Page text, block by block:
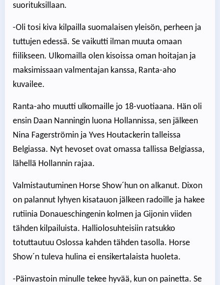
suorituksillaan.
-Oli tosi kiva kilpailla suomalaisen yleisön, perheen ja
tuttujen edessä. Se vaikutti ilman muuta omaan
fiilikseen. Ulkomailla olen kisoissa oman hoitajan ja
maksimissaan valmentajan kanssa, Ranta-aho
kuvailee.
Ranta-aho muutti ulkomaille jo 18-vuotiaana. Hän oli
ensin Daan Nanningin luona Hollannissa, sen jälkeen
Nina Fagerströmin ja Yves Houtackerin talleissa
Belgiassa. Nyt hevoset ovat omassa tallissa Belgiassa,
lähellä Hollannin rajaa.
Valmistautuminen Horse Show´hun on alkanut. Dixon
on palannut lyhyen kisatauon jälkeen radoille ja hakee
rutiinia Donaueschingenin kolmen ja Gijonin viiden
tähden kilpailuista. Halliolosuhteisiin ratsukko
totuttautuu Oslossa kahden tähden tasolla. Horse
Show´n tuleva hulina ei ensikertalaista huoleta.
-Päinvastoin minulle tekee hyvää, kun on painetta. Se